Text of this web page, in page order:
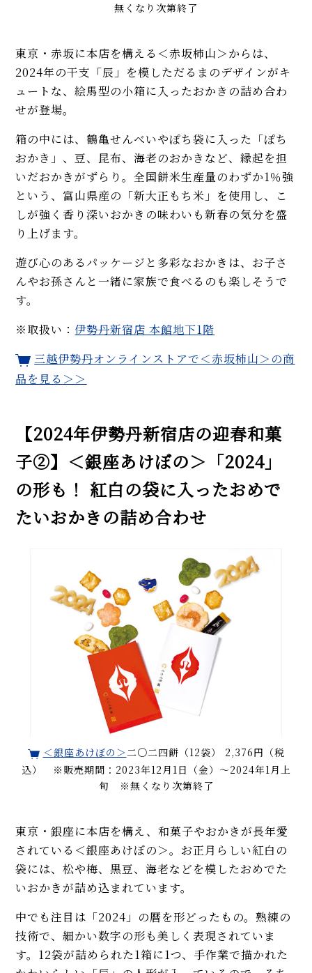
無くなり次第終了
東京・赤坂に本店を構える＜赤坂柿山＞からは、
2024年の干支「辰」を模しただるまのデザインがキ
ュートな、絵馬型の小箱に入ったおかきの詰め合わ
せが登場。
箱の中には、鶴亀せんべいやぽち袋に入った「ぽち
おかき」、豆、昆布、海老のおかきなど、縁起を担
いだおかきがずらり。全国餅米生産量のわずか1％強
という、富山県産の「新大正もち米」を使用し、こ
しが強く香り深いおかきの味わいも新春の気分を盛
り上げます。
遊び心のあるパッケージと多彩なおかきは、お子さ
んやお孫さんと一緒に家族で食べるのも楽しそうで
す。
※取扱い： 伊勢丹新宿店 本館地下1階
三越伊勢丹オンラインストアで＜赤坂柿山＞の商
品を見る＞＞
【2024年伊勢丹新宿店の迎春和菓
子②】＜銀座あけぼの＞「2024」
の形も！ 紅白の袋に入ったおめで
たいおかきの詰め合わせ
＜銀座あけぼの＞二〇二四餅（12袋） 2,376円（税
込） ※販売期間：2023年12月1日（金）〜2024年1月上
旬 ※無くなり次第終了
東京・銀座に本店を構え、和菓子やおかきが長年愛
されている＜銀座あけぼの＞。お正月らしい紅白の
袋には、松や梅、黒豆、海老などを模したおめでた
いおかきが詰め込まれています。
中でも注目は「2024」の暦を形どったもの。熟練の
技術で、細かい数字の形も美しく表現されていま
す。12袋が詰められた1箱に1つ、手作業で描かれた